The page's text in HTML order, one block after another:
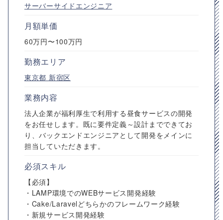
サーバーサイドエンジニア
月額単価
60万円〜100万円
勤務エリア
東京都 新宿区
業務内容
法人企業が福利厚生で利用する昼食サービスの開発
をお任せします。既に要件定義～設計までできてお
り、バックエンドエンジニアとして開発をメインに
担当していただきます。
必須スキル
【必須】
・LAMP環境でのWEBサービス開発経験
・Cake/Laravelどちらかのフレームワーク経験
・新規サービス開発経験